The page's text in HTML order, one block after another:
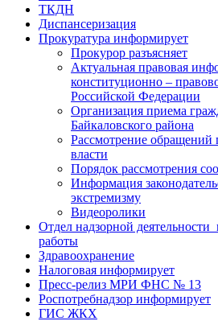
ТКДН
Диспансеризация
Прокуратура информирует
Прокурор разъясняет
Актуальная правовая
конституционно –
Российской Федерации
Организация приема
Байкаловского района
Рассмотрение обращений
власти
Порядок рассмотрения
Информация
экстремизму
Видеоролики
Отдел надзорной
работы
Здравоохранение
Налоговая информирует
Пресс-релиз МРИ ФНС № 13
Роспотребнадзор информирует
ГИС ЖКХ